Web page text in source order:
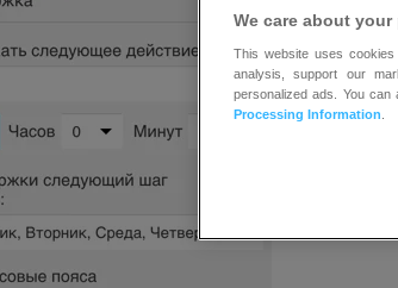
We care about your
This website uses cookies
analysis, support our
personalized ads. You
Processing Information